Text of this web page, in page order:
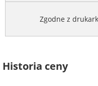
Zgodne z
Historia ceny